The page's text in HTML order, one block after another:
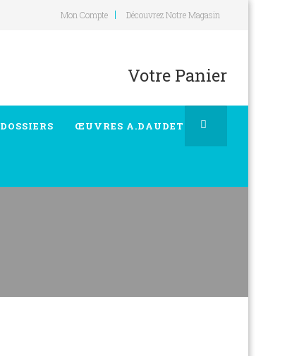
Mon Compte Découvrez Notre Magasin
Votre Panier
DOSSIERS ŒUVRES A.DAUDET